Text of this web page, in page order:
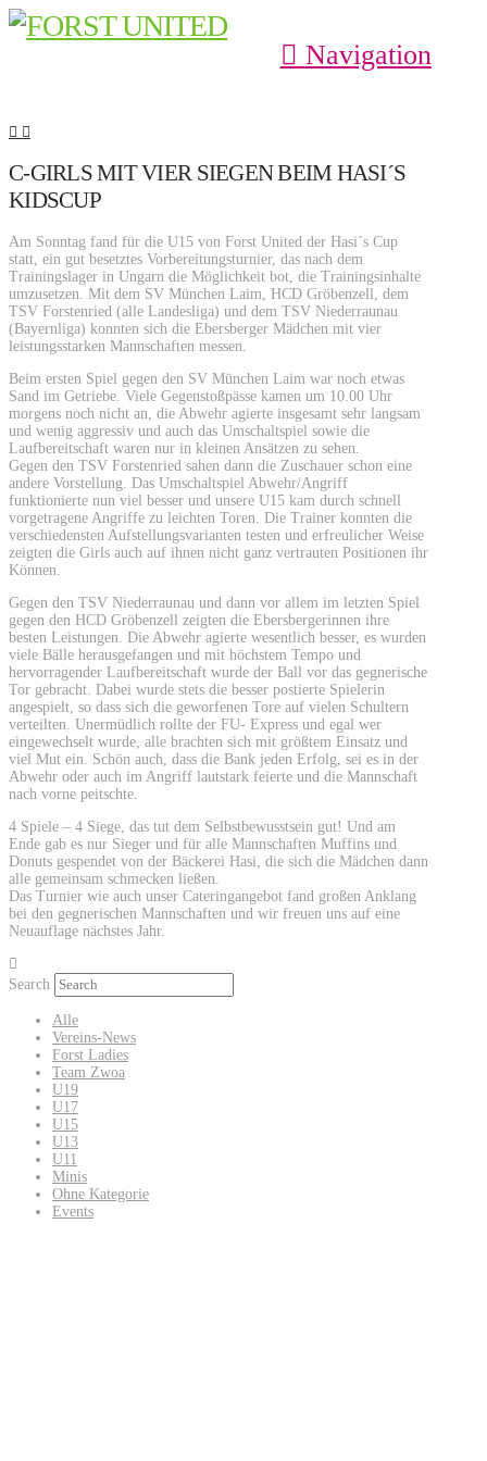
Navigation
C-GIRLS MIT VIER SIEGEN BEIM HASI´S
KIDSCUP
Am Sonntag fand für die U15 von Forst United der Hasi´s Cup
statt, ein gut besetztes Vorbereitungsturnier, das nach dem
Trainingslager in Ungarn die Möglichkeit bot, die Trainingsinhalte
umzusetzen. Mit dem SV München Laim, HCD Gröbenzell, dem
TSV Forstenried (alle Landesliga) und dem TSV Niederraunau
(Bayernliga) konnten sich die Ebersberger Mädchen mit vier
leistungsstarken Mannschaften messen.
Beim ersten Spiel gegen den SV München Laim war noch etwas
Sand im Getriebe. Viele Gegenstoßpässe kamen um 10.00 Uhr
morgens noch nicht an, die Abwehr agierte insgesamt sehr langsam
und wenig aggressiv und auch das Umschaltspiel sowie die
Laufbereitschaft waren nur in kleinen Ansätzen zu sehen.
Gegen den TSV Forstenried sahen dann die Zuschauer schon eine
andere Vorstellung. Das Umschaltspiel Abwehr/Angriff
funktionierte nun viel besser und unsere U15 kam durch schnell
vorgetragene Angriffe zu leichten Toren. Die Trainer konnten die
verschiedensten Aufstellungsvarianten testen und erfreulicher Weise
zeigten die Girls auch auf ihnen nicht ganz vertrauten Positionen ihr
Können.
Gegen den TSV Niederraunau und dann vor allem im letzten Spiel
gegen den HCD Gröbenzell zeigten die Ebersbergerinnen ihre
besten Leistungen. Die Abwehr agierte wesentlich besser, es wurden
viele Bälle herausgefangen und mit höchstem Tempo und
hervorragender Laufbereitschaft wurde der Ball vor das gegnerische
Tor gebracht. Dabei wurde stets die besser postierte Spielerin
angespielt, so dass sich die geworfenen Tore auf vielen Schultern
verteilten. Unermüdlich rollte der FU- Express und egal wer
eingewechselt wurde, alle brachten sich mit größtem Einsatz und
viel Mut ein. Schön auch, dass die Bank jeden Erfolg, sei es in der
Abwehr oder auch im Angriff lautstark feierte und die Mannschaft
nach vorne peitschte.
4 Spiele – 4 Siege, das tut dem Selbstbewusstsein gut! Und am
Ende gab es nur Sieger und für alle Mannschaften Muffins und
Donuts gespendet von der Bäckerei Hasi, die sich die Mädchen dann
alle gemeinsam schmecken ließen.
Das Turnier wie auch unser Cateringangebot fand großen Anklang
bei den gegnerischen Mannschaften und wir freuen uns auf eine
Neuauflage nächstes Jahr.
Search
Alle
Vereins-News
Forst Ladies
Team Zwoa
U19
U17
U15
U13
U11
Minis
Ohne Kategorie
Events